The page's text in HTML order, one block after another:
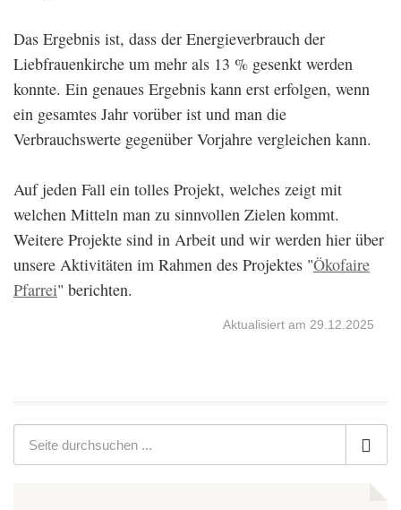
Das Ergebnis ist, dass der Energieverbrauch der
Liebfrauenkirche um mehr als 13 % gesenkt werden
konnte. Ein genaues Ergebnis kann erst erfolgen, wenn
ein gesamtes Jahr vorüber ist und man die
Verbrauchswerte gegenüber Vorjahre vergleichen kann.
Auf jeden Fall ein tolles Projekt, welches zeigt mit
welchen Mitteln man zu sinnvollen Zielen kommt.
Weitere Projekte sind in Arbeit und wir werden hier über
unsere Aktivitäten im Rahmen des Projektes "Ökofaire
Pfarrei" berichten.
Aktualisiert am 29.12.2025